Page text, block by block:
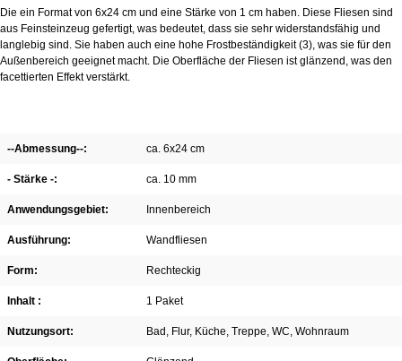
Die ein Format von 6x24 cm und eine Stärke von 1 cm haben. Diese Fliesen sind
aus Feinsteinzeug gefertigt, was bedeutet, dass sie sehr widerstandsfähig und
langlebig sind. Sie haben auch eine hohe Frostbeständigkeit (3), was sie für den
Außenbereich geeignet macht. Die Oberfläche der Fliesen ist glänzend, was den
facettierten Effekt verstärkt.
--Abmessung--: ca. 6x24 cm
- Stärke -: ca. 10 mm
Anwendungsgebiet: Innenbereich
Ausführung: Wandfliesen
Form: Rechteckig
Inhalt : 1 Paket
Nutzungsort: Bad , Flur, Küche, Treppe, WC, Wohnraum